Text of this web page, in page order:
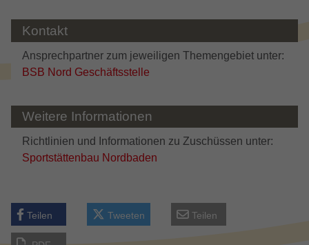
Kontakt
Ansprechpartner zum jeweiligen Themengebiet unter:
BSB Nord Geschäftsstelle
Weitere Informationen
Richtlinien und Informationen zu Zuschüssen unter:
Sportstättenbau Nordbaden
Teilen Tweeten Teilen